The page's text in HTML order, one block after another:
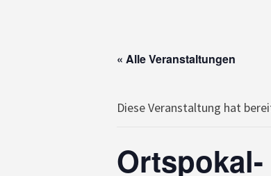
« Alle Veranstaltungen
Diese Veranstaltung hat